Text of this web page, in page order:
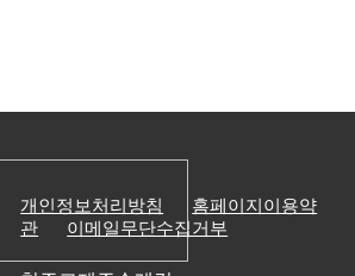
개인정보처리방침
홈페이지이용약
관
이메일무단수집거부